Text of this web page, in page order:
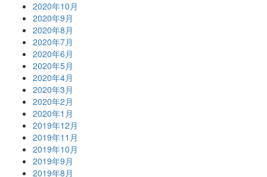
2020年10月
2020年9月
2020年8月
2020年7月
2020年6月
2020年5月
2020年4月
2020年3月
2020年2月
2020年1月
2019年12月
2019年11月
2019年10月
2019年9月
2019年8月